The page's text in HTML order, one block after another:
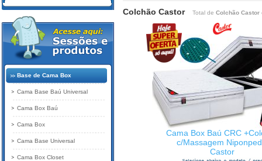
Colchão Castor Total de Colchão Castor
Cama Box Baú CRC
c/Massagem
Castor
Base de Cama Box
Cama Base Baú Universal
Cama Box Baú
Cama Box
Cama Base Universal
Cama Box Closet